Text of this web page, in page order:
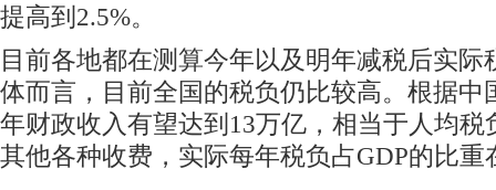
提高到2.5%。
目前各地都在测算今年以及明年减税后实际
体而言，目前全国的税负仍比较高。根据中
年财政收入有望达到13万亿，相当于人均税
其他各种收费，实际每年税负占GDP的比重